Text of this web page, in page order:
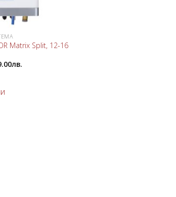
Matrix Split, 12-16
лв.